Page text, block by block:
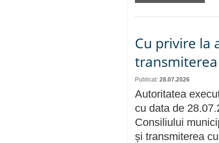
Cu privire la
Publicat: 28.07.2026
Autoritatea
cu data de
Consiliului
și transmiterea